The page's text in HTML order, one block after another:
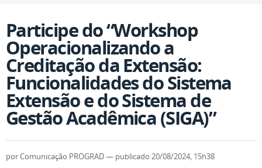
Participe do “Workshop
Operacionalizando a
Creditação da Extensão:
Funcionalidades do Sistema
Extensão e do Sistema de
Gestão Acadêmica (SIGA)”
porComunicação PROGRAD— publicado 20/08/2024, 15h38